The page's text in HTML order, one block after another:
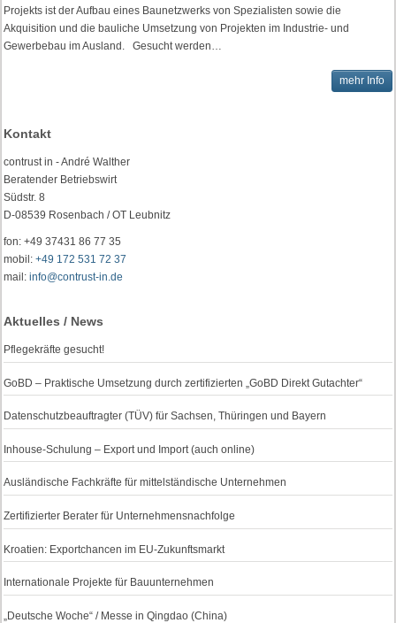
Projekts ist der Aufbau eines Baunetzwerks von Spezialisten sowie die
Akquisition und die bauliche Umsetzung von Projekten im Industrie- und
Gewerbebau im Ausland. Gesucht werden…
mehr Info
Kontakt
contrust in - André Walther
Beratender Betriebswirt
Südstr. 8
D-08539 Rosenbach / OT Leubnitz
fon: +49 37431 86 77 35
mobil:+49 172 531 72 37
mail:info@contrust-in.de
Aktuelles / News
Pflegekräfte gesucht!
GoBD – Praktische Umsetzung durch zertifizierten „GoBD Direkt Gutachter“
Datenschutzbeauftragter (TÜV) für Sachsen, Thüringen und Bayern
Inhouse-Schulung – Export und Import (auch online)
Ausländische Fachkräfte für mittelständische Unternehmen
Zertifizierter Berater für Unternehmensnachfolge
Kroatien: Exportchancen im EU-Zukunftsmarkt
Internationale Projekte für Bauunternehmen
„Deutsche Woche“ / Messe in Qingdao (China)